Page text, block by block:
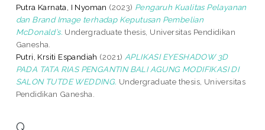
Putra Karnata, I Nyoman (2023) Pengaruh Kualitas Pelayanan
dan Brand Image terhadap Keputusan Pembelian
McDonald’s. Undergraduate thesis, Universitas Pendidikan
Ganesha.
Putri, Krsiti Espandiah (2021) APLIKASI EYESHADOW 3D
PADA TATA RIAS PENGANTIN BALI AGUNG MODIFIKASI DI
SALON TUTDE WEDDING. Undergraduate thesis, Universitas
Pendidikan Ganesha.
Q